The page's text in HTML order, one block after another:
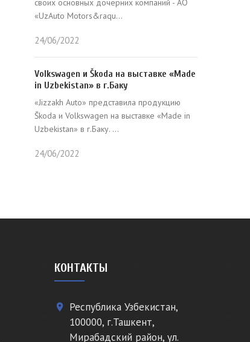
своих основных дочерних компаний - АО
«UzAuto Motors&raqu...
24/06/2022
Volkswagen и Škoda на выставке «Made
in Uzbekistan» в г.Баку
«Jizzakh Auto» представила продукцию
Škoda и Volkswagen на выставке «Made in
Uzbekistan» в г.Баку. ...
24/06/2022
КОНТАКТЫ
place
Республика Узбекистан,
100000, г.Ташкент,
Мирабадский район, ул.